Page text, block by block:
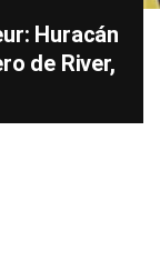
Huracán
de River,